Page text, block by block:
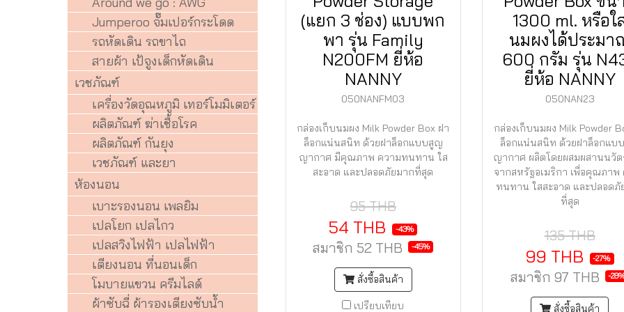
(แยก 3 ช่อง) แบบพก
พา รุ่น Family
N200FM ยี่ห้อ
NANNY
050NANFM03
กล่องเก็บนมผง Milk Powder Box ฝา
ล็อกแน่นสนิท ด้วยฝาล็อกแบบสูญ
ญากาศ มีคุณภาพ ความทนทาน ใส
สะอาด และปลอดภัยมากที่สุด
95 THB
54 THB -43%
สมาชิก52 THB -45%
สั่งซื้อสินค้า
เปรียบเทียบ
1300 ml. หรือใ
นมผงได้ประมา
600 กรัม รุ่น
ยี่ห้อ NANNY
050NAN23
กล่องเก็บนมผง Milk Powder
ล็อกแน่นสนิท ด้วยฝาล็อกแบ
ญากาศ ผลิตโดยผสมผสานนวั
จากสหรัฐอเมริกา เพื่อคุณภาพ
ทนทาน ใสสะอาด และปลอดภั
ที่สุด
135 THB
99 THB -27%
สมาชิก 97 THB -
สั่งซื้อสินค้า
Jumperoo จั๊มเปอร์กระโดด
รถหัดเดิน รถขาไถ
สายผ้า เป้จูงเด็กหัดเดิน
เวชภัณฑ์
เครื่องวัดอุณหภูมิ เทอร์โมมิเตอร์
ผลิตภัณฑ์ ฆ่าเชื้อโรค
ผลิตภัณฑ์ กันยุง
เวชภัณฑ์ และยา
ห้องนอน
เบาะรองนอน เพลยิม
เปลโยก เปลไกว
เปลสวิงไฟฟ้า เปลไฟฟ้า
เตียงนอน ที่นอนเด็ก
โมบายแขวน ครีมไลด์
ผ้าซับฉี่ ผ้ารองเตียงซับน้ำ